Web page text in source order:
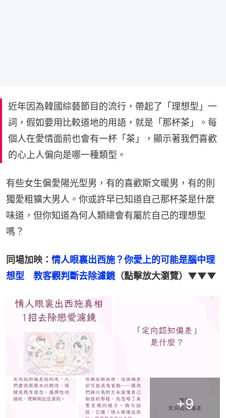
近年因為韓國綜藝節目的流行，帶起了「理想型」一
詞，假如要用比較道地的用語，就是「那杯茶」。每
個人在愛情面前也會有一杯「茶」，顯示著我們喜歡
的心上人偏向是哪一種類型。
有些女生偏愛陽光型男，有的喜歡斯文暖男，有的則
獨愛粗獷大男人。你或許早已知道自己那杯茶是什麼
味道，但你知道為何人類總會有屬於自己的理想型
嗎？
同場加映： 情人眼裏出西施？你愛上的可能是腦中理
想型　教客觀判斷去除濾鏡 （點擊放大瀏覽）▼▼▼
+9